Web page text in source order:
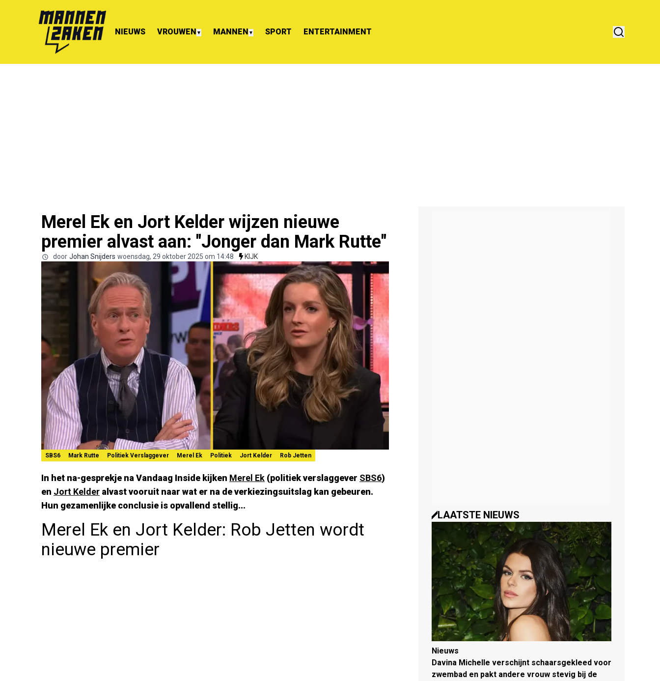
NIEUWS VROUWEN ▼ MANNEN ▼ SPORT ENTERTAINMENT
Merel Ek en Jort Kelder wijzen nieuwe
premier alvast aan: "Jonger dan Mark Rutte"
door Johan Snijders woensdag, 29 oktober 2025 om 14:48 KIJK
SBS6 Mark Rutte Politiek Verslaggever Merel Ek Politiek Jort Kelder Rob Jetten
In het na-gesprekje na Vandaag Inside kijken Merel Ek (politiek verslaggever SBS6)
en Jort Kelder alvast vooruit naar wat er na de verkiezingsuitslag kan gebeuren.
Hun gezamenlijke conclusie is opvallend stellig...
Merel Ek en Jort Kelder: Rob Jetten wordt
nieuwe premier
LAATSTE NIEUWS
Nieuws
Davina Michelle verschijnt schaarsgekleed voor
zwembad en pakt andere vrouw stevig bij de